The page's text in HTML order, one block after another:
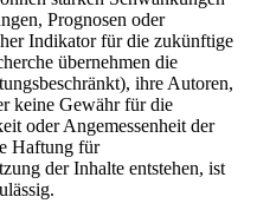
Prognosen oder
Indikator für die zukünftige
übernehmen die
ihre Autoren,
keine Gewähr für die
oder Angemessenheit der
Haftung für
der Inhalte entstehen, ist